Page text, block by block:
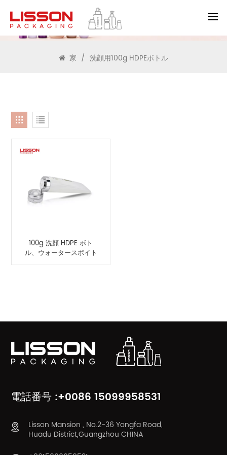
検索
家 / 洗顔用100g HDPEボトル
100g 洗顔 HDPE ボト
ル、ウォータースポイト
付き、アクリルフリップ
電話番号 :+0086 15099958531
Lisson Mansion , No.2-36 Yongfa Road,
Huadu District,Guangzhou CHINA